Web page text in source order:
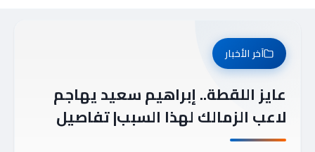
آخر الأخبار
عايز اللقطة.. إبراهيم سعيد يهاجم
لاعب الزمالك لهذا السبب| تفاصيل